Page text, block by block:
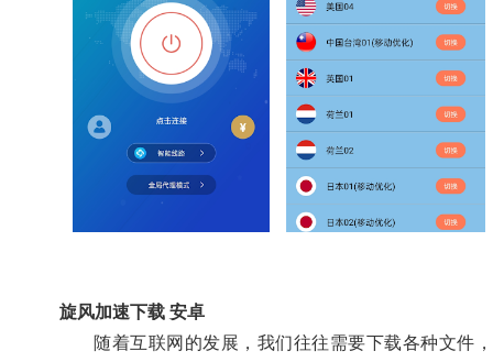
旋风加速下载 安卓
随着互联网的发展，我们往往需要下载各种文件，